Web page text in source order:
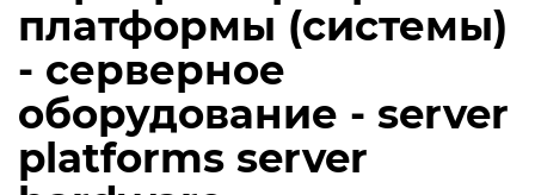
платформы (системы)
- серверное
оборудование - server
platforms server